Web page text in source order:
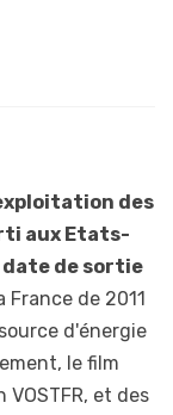
des
aux Etats-
date de sortie
France de 2011
d'énergie
le film
et des